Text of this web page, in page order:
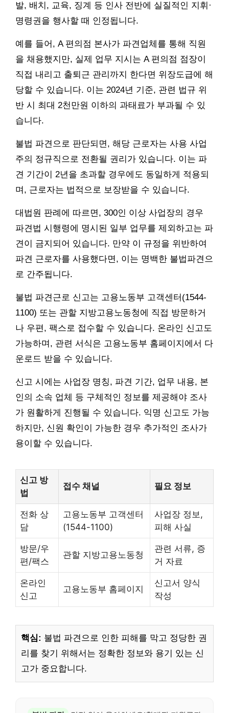
발, 배치, 교육, 징계 등 인사 전반에 실질적인 지휘·
명령권을 행사할 때 인정됩니다.
예를 들어, A 편의점 본사가 파견업체를 통해 직원
을 채용했지만, 실제 업무 지시는 A 편의점 점장이
직접 내리고 출퇴근 관리까지 한다면 위장도급에 해
당할 수 있습니다. 이는 2024년 기준, 관련 법규 위
반 시 최대 2천만원 이하의 과태료가 부과될 수 있
습니다.
불법 파견으로 판단되면, 해당 근로자는 사용 사업
주의 정규직으로 전환될 권리가 있습니다. 이는 파
견 기간이 2년을 초과할 경우에도 동일하게 적용되
며, 근로자는 법적으로 보장받을 수 있습니다.
대법원 판례에 따르면, 300인 이상 사업장의 경우
파견법 시행령에 명시된 일부 업무를 제외하고는 파
견이 금지되어 있습니다. 만약 이 규정을 위반하여
파견 근로자를 사용했다면, 이는 명백한 불법파견으
로 간주됩니다.
불법 파견근로 신고는 고용노동부 고객센터(1544-
1100) 또는 관할 지방고용노동청에 직접 방문하거
나 우편, 팩스로 접수할 수 있습니다. 온라인 신고도
가능하며, 관련 서식은 고용노동부 홈페이지에서 다
운로드 받을 수 있습니다.
신고 시에는 사업장 명칭, 파견 기간, 업무 내용, 본
인의 소속 업체 등 구체적인 정보를 제공해야 조사
가 원활하게 진행될 수 있습니다. 익명 신고도 가능
하지만, 신원 확인이 가능한 경우 추가적인 조사가
용이할 수 있습니다.
신고 방
법
접수 채널 필요 정보
전화 상
담
고용노동부 고객센터
(1544-1100)
사업장 정보,
피해 사실
방문/우
편/팩스
관할 지방고용노동청
관련 서류, 증
거 자료
온라인
신고
고용노동부 홈페이지
신고서 양식
작성
핵심: 불법 파견으로 인한 피해를 막고 정당한 권
리를 찾기 위해서는 정확한 정보와 용기 있는 신
고가 중요합니다.